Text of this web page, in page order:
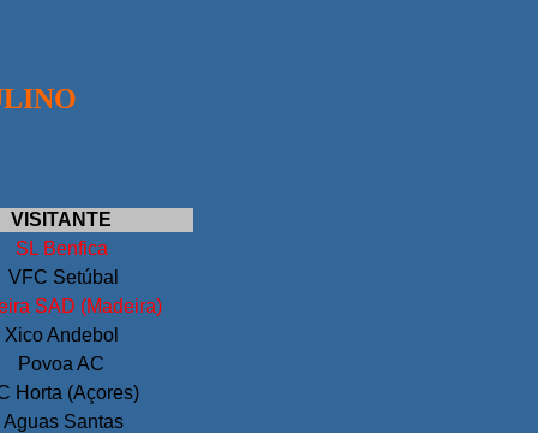
VISITANTE
SLBenfica
VFC Setúbal
SAD (Madeira)
Xico Andebol
Povoa AC
Horta (Açores)
Aguas Santas